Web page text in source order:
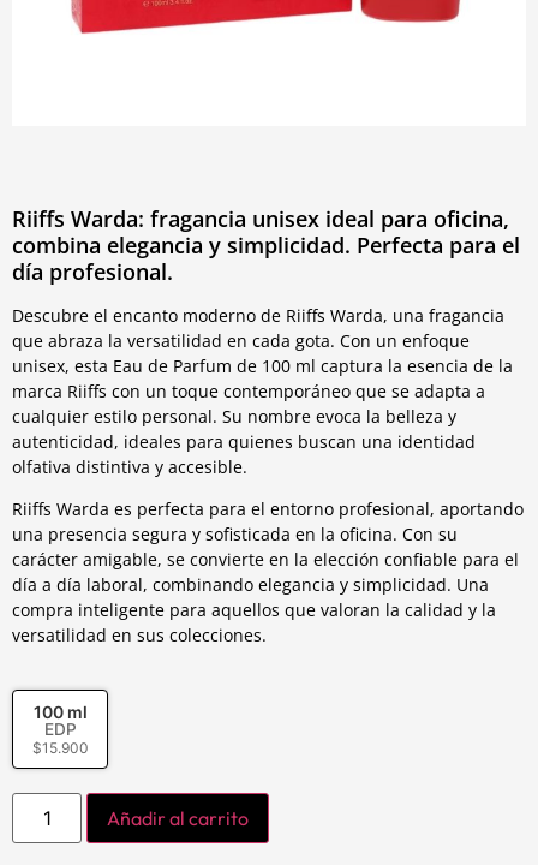
Riiffs Warda: fragancia unisex ideal para oficina,
combina elegancia y simplicidad. Perfecta para el
día profesional.
Descubre el encanto moderno de Riiffs Warda, una fragancia
que abraza la versatilidad en cada gota. Con un enfoque
unisex, esta Eau de Parfum de 100 ml captura la esencia de la
marca Riiffs con un toque contemporáneo que se adapta a
cualquier estilo personal. Su nombre evoca la belleza y
autenticidad, ideales para quienes buscan una identidad
olfativa distintiva y accesible.
Riiffs Warda es perfecta para el entorno profesional, aportando
una presencia segura y sofisticada en la oficina. Con su
carácter amigable, se convierte en la elección confiable para el
día a día laboral, combinando elegancia y simplicidad. Una
compra inteligente para aquellos que valoran la calidad y la
versatilidad en sus colecciones.
100 ml
EDP
$15.900
Añadir al carrito